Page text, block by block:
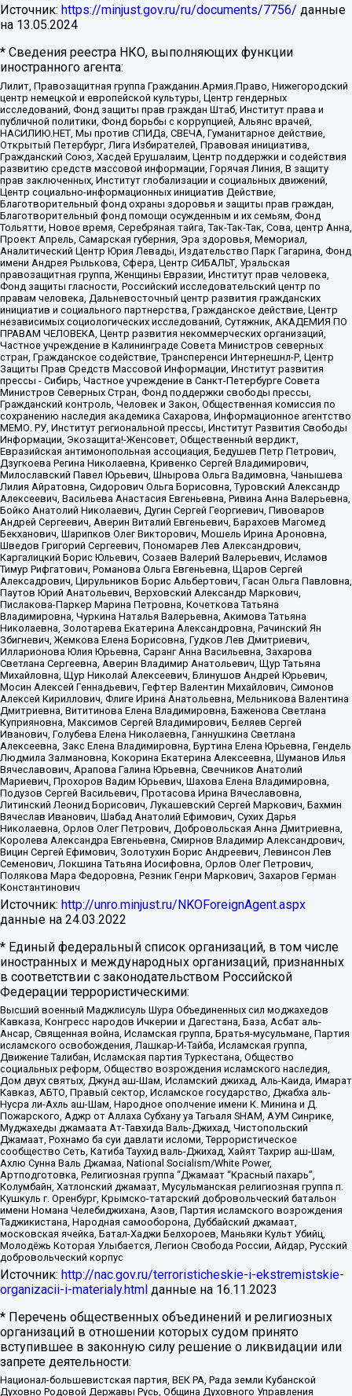
Источник: https://minjust.gov.ru/ru/documents/7756/ данные
на 13.05.2024
* Сведения реестра НКО, выполняющих функции
иностранного агента:
Лилит, Правозащитная группа Гражданин.Армия.Право, Нижегородский
центр немецкой и европейской культуры, Центр гендерных
исследований, Фонд защиты прав граждан Штаб, Институт права и
публичной политики, Фонд борьбы с коррупцией, Альянс врачей,
НАСИЛИЮ.НЕТ, Мы против СПИДа, СВЕЧА, Гуманитарное действие,
Открытый Петербург, Лига Избирателей, Правовая инициатива,
Гражданский Союз, Хасдей Ерушалаим, Центр поддержки и содействия
развитию средств массовой информации, Горячая Линия, В защиту
прав заключенных, Институт глобализации и социальных движений,
Центр социально-информационных инициатив Действие,
Благотворительный фонд охраны здоровья и защиты прав граждан,
Благотворительный фонд помощи осужденным и их семьям, Фонд
Тольятти, Новое время, Серебряная тайга, Так-Так-Так, Сова, центр Анна,
Проект Апрель, Самарская губерния, Эра здоровья, Мемориал,
Аналитический Центр Юрия Левады, Издательство Парк Гагарина, Фонд
имени Андрея Рылькова, Сфера, Центр СИБАЛЬТ, Уральская
правозащитная группа, Женщины Евразии, Институт прав человека,
Фонд защиты гласности, Российский исследовательский центр по
правам человека, Дальневосточный центр развития гражданских
инициатив и социального партнерства, Гражданское действие, Центр
независимых социологических исследований, Сутяжник, АКАДЕМИЯ ПО
ПРАВАМ ЧЕЛОВЕКА, Центр развития некоммерческих организаций,
Частное учреждение в Калининграде Совета Министров северных
стран, Гражданское содействие, Трансперенси Интернешнл-Р, Центр
Защиты Прав Средств Массовой Информации, Институт развития
прессы - Сибирь, Частное учреждение в Санкт-Петербурге Совета
Министров Северных Стран, Фонд поддержки свободы прессы,
Гражданский контроль, Человек и Закон, Общественная комиссия по
сохранению наследия академика Сахарова, Информационное агентство
МЕМО. РУ, Институт региональной прессы, Институт Развития Свободы
Информации, Экозащита!-Женсовет, Общественный вердикт,
Евразийская антимонопольная ассоциация, Бедушев Петр Петрович,
Дзугкоева Регина Николаевна, Кривенко Сергей Владимирович,
Милославский Павел Юрьевич, Шнырова Ольга Вадимовна, Чанышева
Лилия Айратовна, Сидорович Ольга Борисовна, Туровский Александр
Алексеевич, Васильева Анастасия Евгеньевна, Ривина Анна Валерьевна,
Бойко Анатолий Николаевич, Дугин Сергей Георгиевич, Пивоваров
Андрей Сергеевич, Аверин Виталий Евгеньевич, Барахоев Магомед
Бекханович, Шарипков Олег Викторович, Мошель Ирина Ароновна,
Шведов Григорий Сергеевич, Пономарев Лев Александрович,
Каргалицкий Борис Юльевич, Созаев Валерий Валерьевич, Исламов
Тимур Рифгатович, Романова Ольга Евгеньевна, Щаров Сергей
Алексадрович, Цирульников Борис Альбертович, Гасан Ольга Павловна,
Паутов Юрий Анатольевич, Верховский Александр Маркович,
Пислакова-Паркер Марина Петровна, Кочеткова Татьяна
Владимировна, Чуркина Наталья Валерьевна, Акимова Татьяна
Николаевна, Золотарева Екатерина Александровна, Рачинский Ян
Збигневич, Жемкова Елена Борисовна, Гудков Лев Дмитриевич,
Илларионова Юлия Юрьевна, Саранг Анна Васильевна, Захарова
Светлана Сергеевна, Аверин Владимир Анатольевич, Щур Татьяна
Михайловна, Щур Николай Алексеевич, Блинушов Андрей Юрьевич,
Мосин Алексей Геннадьевич, Гефтер Валентин Михайлович, Симонов
Алексей Кириллович, Флиге Ирина Анатольевна, Мельникова Валентина
Дмитриевна, Вититинова Елена Владимировна, Баженова Светлана
Куприяновна, Максимов Сергей Владимирович, Беляев Сергей
Иванович, Голубева Елена Николаевна, Ганнушкина Светлана
Алексеевна, Закс Елена Владимировна, Буртина Елена Юрьевна, Гендель
Людмила Залмановна, Кокорина Екатерина Алексеевна, Шуманов Илья
Вячеславович, Арапова Галина Юрьевна, Свечников Анатолий
Мариевич, Прохоров Вадим Юрьевич, Шахова Елена Владимировна,
Подузов Сергей Васильевич, Протасова Ирина Вячеславовна,
Литинский Леонид Борисович, Лукашевский Сергей Маркович, Бахмин
Вячеслав Иванович, Шабад Анатолий Ефимович, Сухих Дарья
Николаевна, Орлов Олег Петрович, Добровольская Анна Дмитриевна,
Королева Александра Евгеньевна, Смирнов Владимир Александрович,
Вицин Сергей Ефимович, Золотухин Борис Андреевич, Левинсон Лев
Семенович, Локшина Татьяна Иосифовна, Орлов Олег Петрович,
Полякова Мара Федоровна, Резник Генри Маркович, Захаров Герман
Константинович
Источник: http://unro.minjust.ru/NKOForeignAgent.aspx
данные на 24.03.2022
* Единый федеральный список организаций, в том числе
иностранных и международных организаций, признанных
в соответствии с законодательством Российской
Федерации террористическими:
Высший военный Маджлисуль Шура Объединенных сил моджахедов
Кавказа, Конгресс народов Ичкерии и Дагестана, База, Асбат аль-
Ансар, Священная война, Исламская группа, Братья-мусульмане, Партия
исламского освобождения, Лашкар-И-Тайба, Исламская группа,
Движение Талибан, Исламская партия Туркестана, Общество
социальных реформ, Общество возрождения исламского наследия,
Дом двух святых, Джунд аш-Шам, Исламский джихад, Аль-Каида, Имарат
Кавказ, АБТО, Правый сектор, Исламское государство, Джабха аль-
Нусра ли-Ахль аш-Шам, Народное ополчение имени К. Минина и Д.
Пожарского, Аджр от Аллаха Субхану уа Тагьаля SHAM, АУМ Синрике,
Муджахеды джамаата Ат-Тавхида Валь-Джихад, Чистопольский
Джамаат, Рохнамо ба суи давлати исломи, Террористическое
сообщество Сеть, Катиба Таухид валь-Джихад, Хайят Тахрир аш-Шам,
Ахлю Сунна Валь Джамаа, National Socialism/White Power,
Артподготовка, Религиозная группа “Джамаат “Красный пахарь”,
Колумбайн, Хатлонский джамаат, Мусульманская религиозная группа п.
Кушкуль г. Оренбург, Крымско-татарский добровольческий батальон
имени Номана Челебиджихана, Азов, Партия исламского возрождения
Таджикистана, Народная самооборона, Дуббайский джамаат,
московская ячейка, Батал-Хаджи Белхороев, Маньяки Культ Убийц,
Молодёжь Которая Улыбается, Легион Свобода России, Айдар, Русский
добровольческий корпус
Источник: http://nac.gov.ru/terroristicheskie-i-ekstremistskie-
organizacii-i-materialy.html данные на 16.11.2023
* Перечень общественных объединений и религиозных
организаций в отношении которых судом принято
вступившее в законную силу решение о ликвидации или
запрете деятельности:
Национал-большевистская партия, ВЕК РА, Рада земли Кубанской
Духовно Родовой Державы Русь, Община Духовного Управления